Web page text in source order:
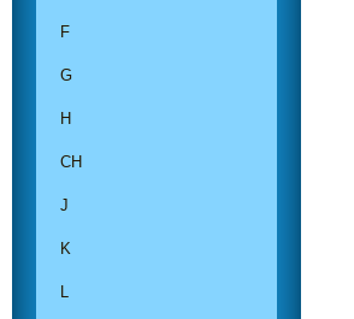
F
G
H
CH
J
K
L